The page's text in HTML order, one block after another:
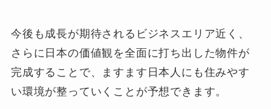
今後も成長が期待されるビジネスエリア近く、
さらに日本の価値観を全面に打ち出した物件が
完成することで、ますます日本人にも住みやす
い環境が整っていくことが予想できます。